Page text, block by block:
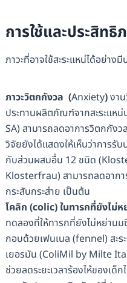
การใช้และประสิทธิ
ภาวะที่อาจใช้สะระแหน่ได้อย่าง
ภาวะวิตกกังวล (Anxiety)งาน
ประทานผลิตภัณฑ์จากสะระแห
SA) สามารถลดอาการวิตกกัง
วิจัยยังได้แสดงให้เห็นว่าการรั
กับส่วนผสมอื่น 12 ชนิด
Klosterfrau) สามารถลดอาก
กระสับกระส่าย เป็นต้น
โคลิก (colic)ในทารกที่ยังไม่ห
ทดลองที่ให้ทารกที่ยังไม่หย่าน
กอบด้วยเฟนเนล (fennel) สะ
เยอรมัน (ColiMil by Milte
ช่วยลดระยะเวลาร้องไห้ของเ